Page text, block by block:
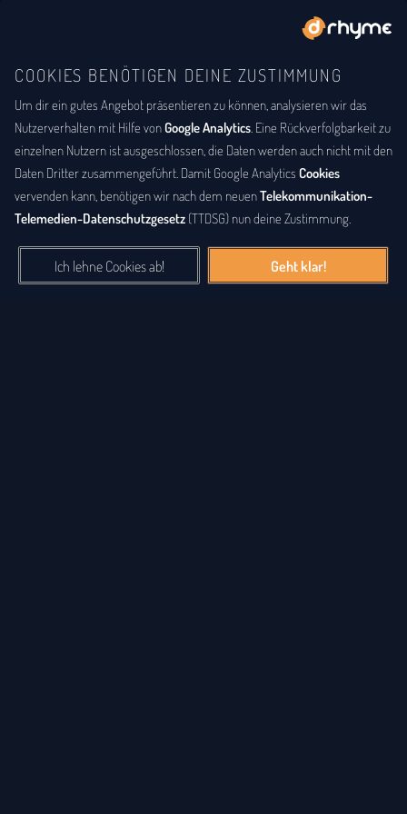
COOKIES BENÖTIGEN DEINE ZUSTIMMUNG
Um dir ein gutes Angebot präsentieren zu können, analysieren wir das
Nutzerverhalten mit Hilfe vonGoogle Analytics. Eine Rückverfolgbarkeit zu
einzelnen Nutzern ist ausgeschlossen, die Daten werden auch nicht mit den
Daten Dritter zusammengeführt. Damit Google Analytics Cookies
vervenden kann, benötigen wir nach dem neuenTelekommunikation-
Telemedien-Datenschutzgesetz (TTDSG) nun deine Zustimmung.
Ich lehne Cookies ab! Geht klar!
BUCHSTABENTAUSCH ANAGRAMM
Anagramm-Lexikon
DasAnagrammlexikonbietet eine alphabetische Auflistung aller
Wörter, zu denen Anagramme existieren. EinAnagrammist eine
Buchstabenfolge, die durch Vertauschung der Buchstaben einer
Wörter und auch ganze Sätze sein. Bei diesem Lexikon hingegen
geht es einzig um real existierende, einzelne Wörter, die durch